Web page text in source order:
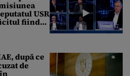
USR
fiind
după ce
de